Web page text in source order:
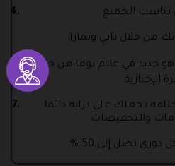
هو جديد في عالم بوما من خلال
الإخبارية.
تجعلك على دراية دائما